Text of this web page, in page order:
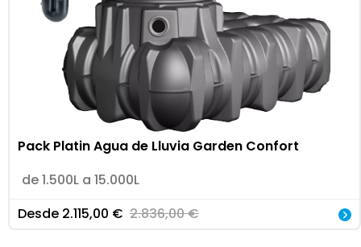
Pack Platin Agua de Lluvia Garden Confort
de 1.500L a 15.000L
Desde 2.115,00 € 2.836,00€